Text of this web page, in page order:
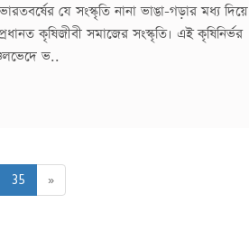
যে সংস্কৃতি নানা ভাঙা-গড়ার মধ্য দিয়ে
কৃষিজীবী সমাজের সংস্কৃতি। এই কৃষিনির্ভর
ভ..
35 »